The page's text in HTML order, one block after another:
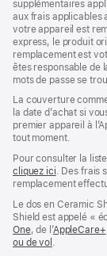
supplémentaires
aux frais applicables
votre appareil est
express, le produit
remplacement est
êtes responsable de
mots de passe se
La couverture
la date d’achat si
premier appareil à
tout moment.
Pour consulter la
cliquez ici(s’ouvre
dans
nouvelle
fenêtre)
. Des frais
remplacement
Le dos en Ceramic
Shield est appelé «
One(s’ouvre
dans
, de l’AppleCare+
ou de vol